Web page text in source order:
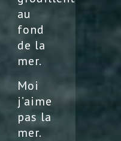
au
fond
de la
mer.
Moi
j’aime
pas la
mer.